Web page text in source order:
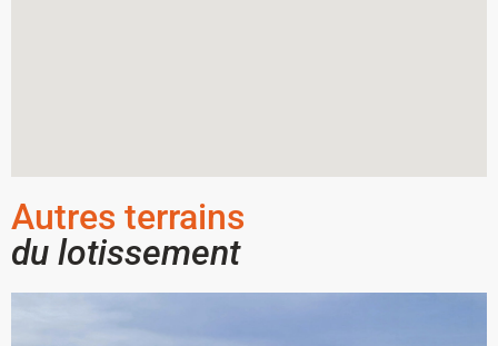
Autres terrains
du lotissement